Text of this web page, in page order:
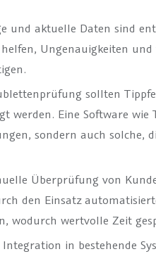
und aktuelle Daten sind
Ungenauigkeiten
sollten
werden. Eine Software
sondern auch solche,
Überprüfung von
den Einsatz
wodurch wertvolle Zeit
in bestehende